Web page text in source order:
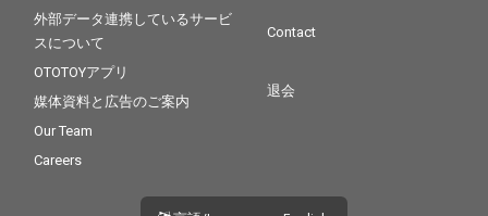
外部データ連携しているサービ
スについて
OTOTOYアプリ
媒体資料と広告のご案内
Our Team
Careers
Contact
退会